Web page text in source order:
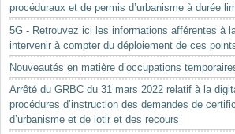
procéduraux et de permis d’urbanisme à durée
5G - Retrouvez ici les informations afférentes à
intervenir à compter du déploiement de ces
Nouveautés en matière d’occupations
Arrêté du GRBC du 31 mars 2022 relatif à la
procédures d’instruction des demandes de
d’urbanisme et de lotir et des recours